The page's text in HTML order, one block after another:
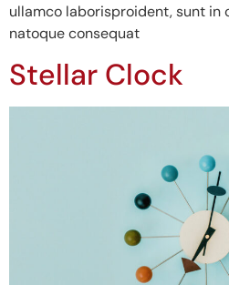
ullamco laborisproident, sunt in
natoque consequat
Stellar Clock